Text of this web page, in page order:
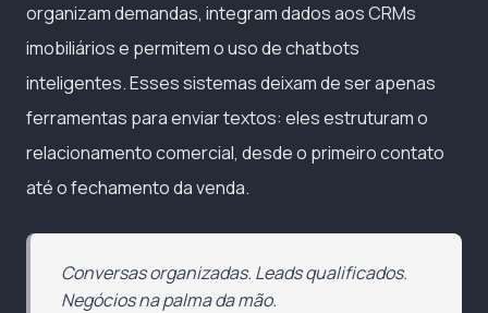
organizam demandas, integram dados aos CRMs
imobiliários e permitem o uso de chatbots
inteligentes. Esses sistemas deixam de ser apenas
ferramentas para enviar textos: eles estruturam o
relacionamento comercial, desde o primeiro contato
até o fechamento da venda.
Conversas organizadas. Leads qualificados.
Negócios na palma da mão.